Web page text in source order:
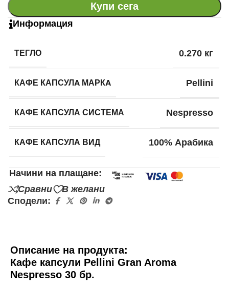
Купи сега
Информация
ТЕГЛО 0.270 кг
КАФЕ КАПСУЛA МАРКA Pellini
КАФЕ КАПСУЛА СИСТЕМА Nespresso
КАФЕ КАПСУЛА ВИД 100% Арабика
Начини на плащане:
Сравни
В желани
Сподели:
Описание на продукта:
Кафе капсули Pellini Gran Aroma
Nespresso 30 бр.